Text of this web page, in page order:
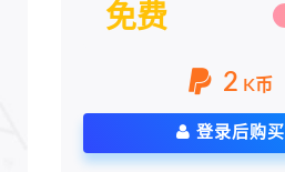
免费
2 K币
登录后购买